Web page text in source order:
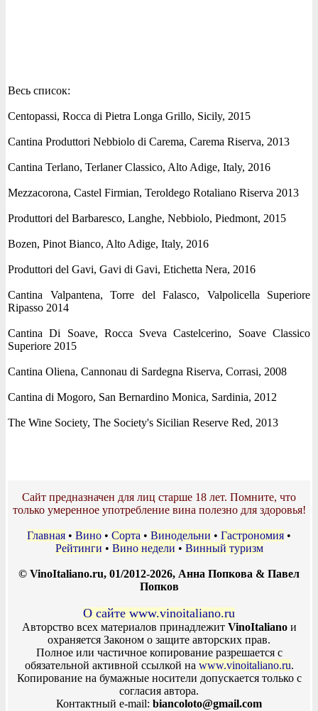
Весь список:
Centopassi, Rocca di Pietra Longa Grillo, Sicily, 2015
Cantina Produttori Nebbiolo di Carema, Carema Riserva, 2013
Cantina Terlano, Terlaner Classico, Alto Adige, Italy, 2016
Mezzacorona, Castel Firmian, Teroldego Rotaliano Riserva 2013
Produttori del Barbaresco, Langhe, Nebbiolo, Piedmont, 2015
Bozen, Pinot Bianco, Alto Adige, Italy, 2016
Produttori del Gavi, Gavi di Gavi, Etichetta Nera, 2016
Cantina Valpantena, Torre del Falasco, Valpolicella Superiore
Ripasso 2014
Cantina Di Soave, Rocca Sveva Castelcerino, Soave Classico
Superiore 2015
Cantina Oliena, Cannonau di Sardegna Riserva, Corrasi, 2008
Cantina di Mogoro, San Bernardino Monica, Sardinia, 2012
The Wine Society, The Society's Sicilian Reserve Red, 2013
Сайт предназначен для лиц старше 18 лет. Помните, что
только умеренное употребление вина полезно для здоровья!
Главная • Вино • Сорта • Винодельни • Гастрономия •
Рейтинги • Вино недели • Винный туризм
© VinoItaliano.ru, 01/2012-2026, Анна Попкова & Павел
Попков
О сайте www.vinoitaliano.ru
Авторство всех материалов принадлежит VinoItalianoи
охраняется Законом о защите авторских прав.
Полное или частичное копирование разрешается с
обязательной активной ссылкой на www.vinoitaliano.ru.
Копирование на бумажные носители допускается только с
согласия автора.
Контактный e-mail: biancoloto@gmail.com